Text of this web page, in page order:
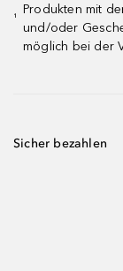
¹
Produkten mit
und/oder
möglich bei der
Sicher bezahlen